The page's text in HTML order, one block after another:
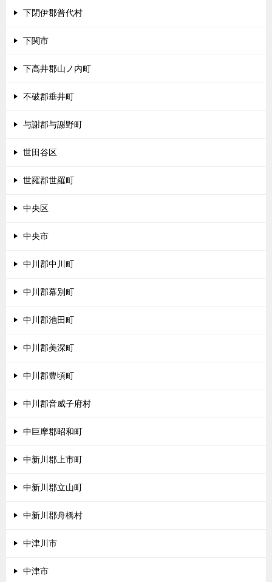
下閉伊郡普代村
下関市
下高井郡山ノ内町
不破郡垂井町
与謝郡与謝野町
世田谷区
世羅郡世羅町
中央区
中央市
中川郡中川町
中川郡幕別町
中川郡池田町
中川郡美深町
中川郡豊頃町
中川郡音威子府村
中巨摩郡昭和町
中新川郡上市町
中新川郡立山町
中新川郡舟橋村
中津川市
中津市